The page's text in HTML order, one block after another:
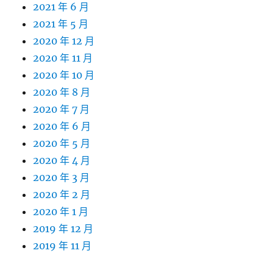
2021 年 6 月
2021 年 5 月
2020 年 12 月
2020 年 11 月
2020 年 10 月
2020 年 8 月
2020 年 7 月
2020 年 6 月
2020 年 5 月
2020 年 4 月
2020 年 3 月
2020 年 2 月
2020 年 1 月
2019 年 12 月
2019 年 11 月